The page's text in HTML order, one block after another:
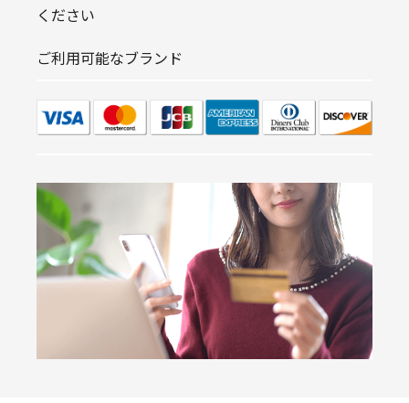
ください
ご利用可能なブランド